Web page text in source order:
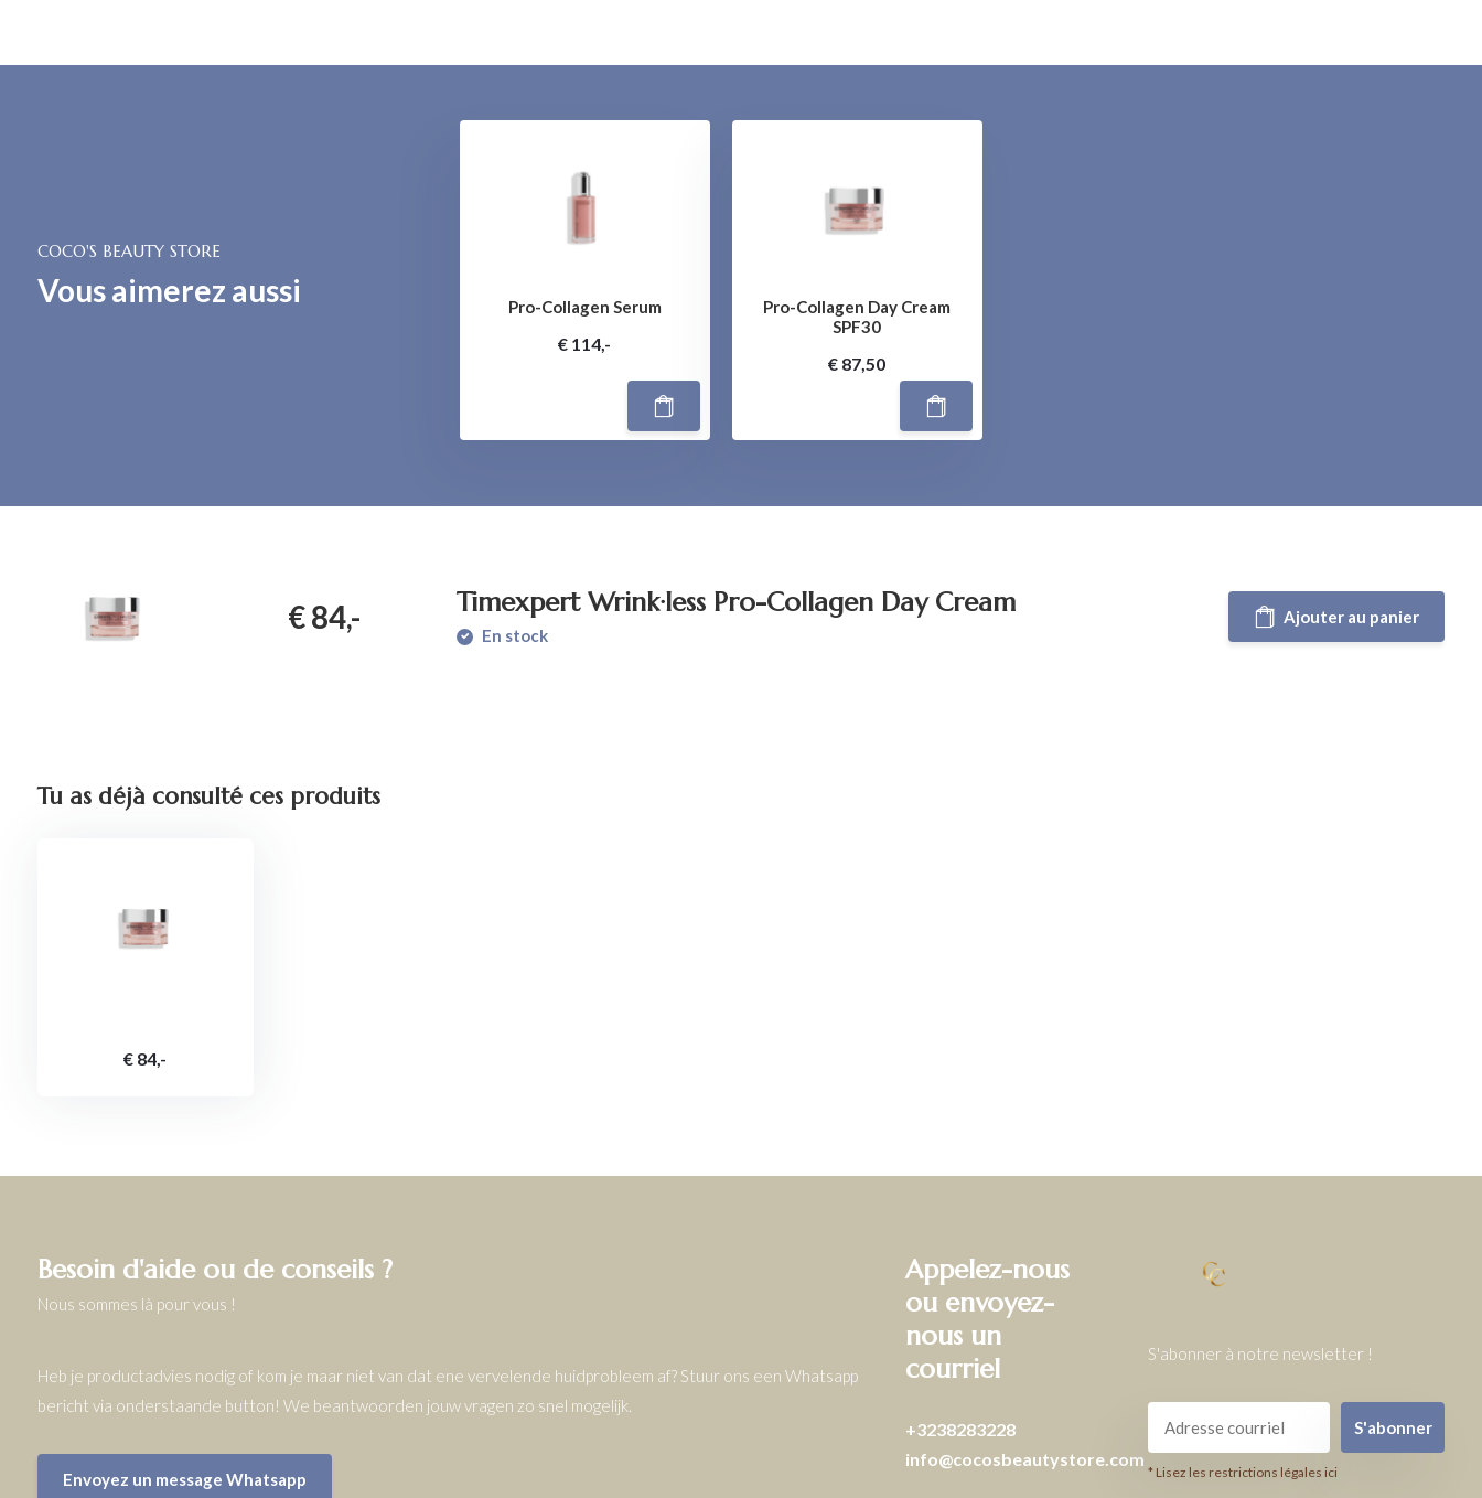
COCO'S BEAUTY STORE
Vous aimerez aussi Pro-Collagen Serum
€ 114,-
Pro-Collagen Day Cream
SPF30
€ 87,50
€ 84,- Timexpert Wrink·less Pro-Collagen Day Cream
En stock
Ajouter au panier
Tu as déjà consulté ces produits
€ 84,-
Besoin d'aide ou de conseils ?
Nous sommes là pour vous !
Heb je productadvies nodig of kom je maar niet van dat ene vervelende huidprobleem af? Stuur ons een Whatsapp
bericht via onderstaande button! We beantwoorden jouw vragen zo snel mogelijk.
Envoyez un message Whatsapp
Appelez-nous
ou envoyez-
nous un
courriel
+3238283228
info@cocosbeautystore.com
S'abonner à notre newsletter !
S'abonner
* Lisez les restrictions légales ici